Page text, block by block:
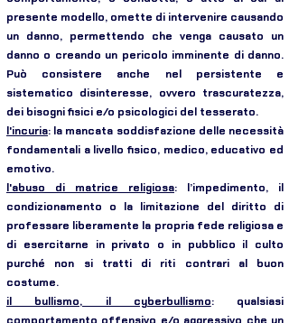
presente modello, omette di intervenire causando
un danno, permettendo che venga causato un
danno o creando un pericolo imminente di danno.
Può consistere anche nel persistente e
sistematico disinteresse, ovvero trascuratezza,
dei bisogni fisici e/o psicologici del tesserato.
l'incuria: la mancata soddisfazione delle necessità
fondamentali a livello fisico, medico, educativo ed
emotivo.
l'abuso di matrice religiosa: l’impedimento, il
condizionamento o la limitazione del diritto di
professare liberamente la propria fede religiosa e
di esercitarne in privato o in pubblico il culto
purché non si tratti di riti contrari al buon
costume.
il bullismo, il cyberbullismo: qualsiasi